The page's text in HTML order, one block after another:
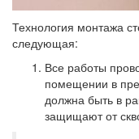
Технология монтажа
следующая:
Все работы
помещении в
должна быть в
защищают от